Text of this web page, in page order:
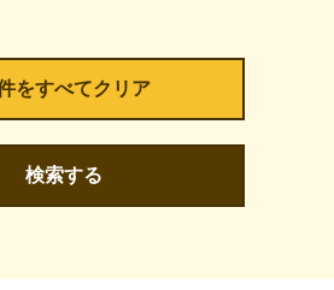
検索する